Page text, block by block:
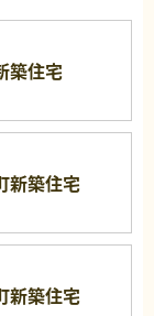
築住宅
新築住宅
新築住宅